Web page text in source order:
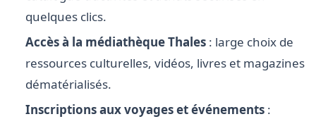
quelques clics.
Accès à la médiathèque Thales : large choix de
ressources culturelles, vidéos, livres et magazines
dématérialisés.
Inscriptions aux voyages et événements :